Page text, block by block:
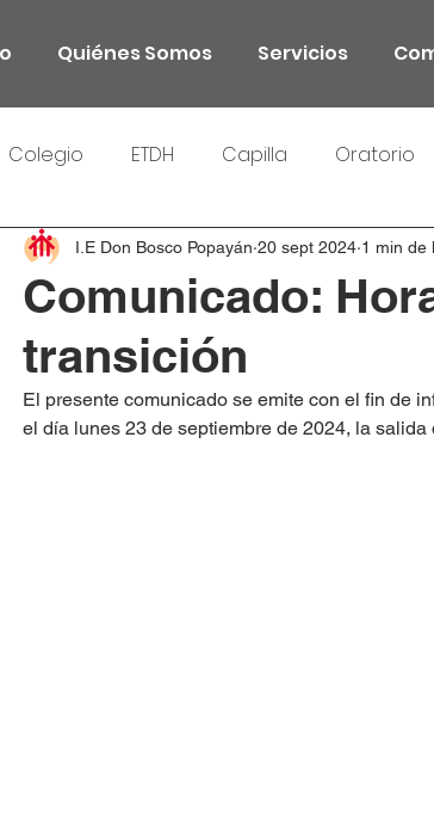
Quiénes Somos Servicios
Colegio ETDH Capilla Oratorio
Social
Comunicado:
transición
I.E Don Bosco Popayán 20 sept 2024 1 min de
El presente comunicado se emite con el fin de
el día lunes 23 de septiembre de 2024, la